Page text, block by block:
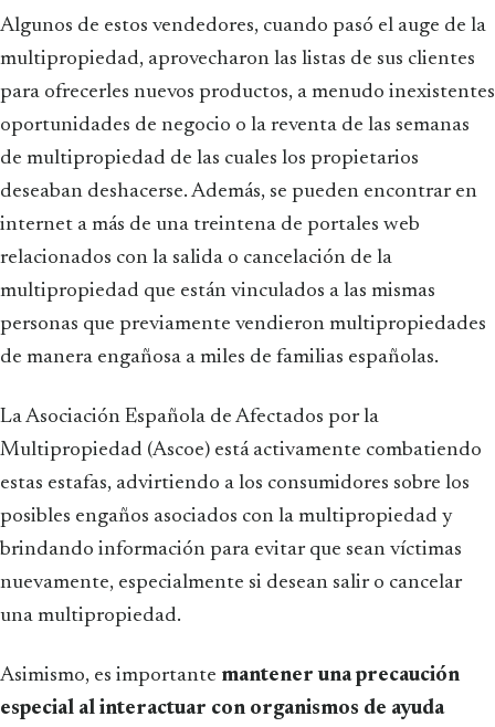
Algunos de estos vendedores, cuando pasó el auge de la
multipropiedad, aprovecharon las listas de sus clientes
para ofrecerles nuevos productos, a menudo inexistentes
oportunidades de negocio o la reventa de las semanas
de multipropiedad de las cuales los propietarios
deseaban deshacerse. Además, se pueden encontrar en
internet a más de una treintena de portales web
relacionados con la salida o cancelación de la
multipropiedad que están vinculados a las mismas
personas que previamente vendieron multipropiedades
de manera engañosa a miles de familias españolas.
La Asociación Española de Afectados por la
Multipropiedad (Ascoe) está activamente combatiendo
estas estafas, advirtiendo a los consumidores sobre los
posibles engaños asociados con la multipropiedad y
brindando información para evitar que sean víctimas
nuevamente, especialmente si desean salir o cancelar
una multipropiedad.
Asimismo, es importante mantener una precaución
especial al interactuar con organismos de ayuda